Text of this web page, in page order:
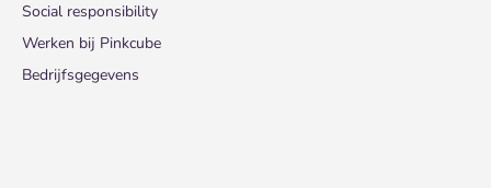
Social responsibility
Werken bij Pinkcube
Bedrijfsgegevens